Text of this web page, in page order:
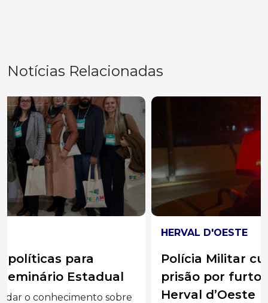
Notícias Relacionadas
Polícia Militar cumpre mandado de
prisão por furto qualificado em
Herval d’Oeste